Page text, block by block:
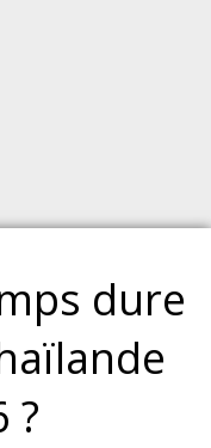
dure
?